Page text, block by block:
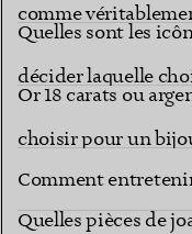
comme
Quelles sont les
décider laquelle
Or 18 carats ou
choisir pour un
Comment
Quelles pièces de